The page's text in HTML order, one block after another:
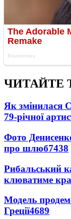
ЧИТАЙТЕ
Як змінилася
79-річної
Фото
про шлюб7438
Рибальський
клюватиме
Модель
Греції4689